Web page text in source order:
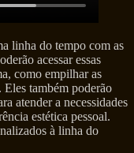
linha do tempo com as
acessar essas
como empilhar as
Eles também poderão
atender a necessidades
estética pessoal.
à linha do